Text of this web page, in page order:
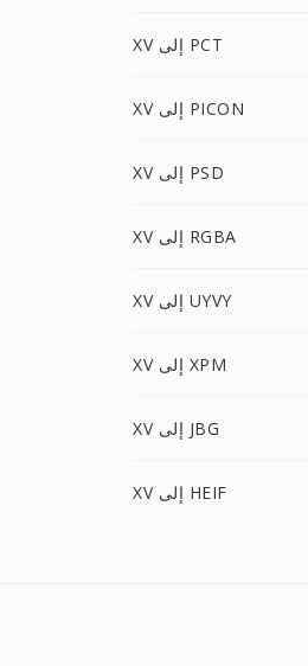
XV إلى PCT
XV إلى PICON
XV إلى PSD
XV إلى RGBA
XV إلى UYVY
XV إلى XPM
XV إلى JBG
XV إلى HEIF